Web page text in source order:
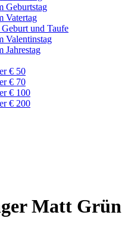
Geburtstag
Vatertag
und Taufe
Valentinstag
Jahrestag
€ 50
€ 70
€ 100
€ 200
Matt Grün